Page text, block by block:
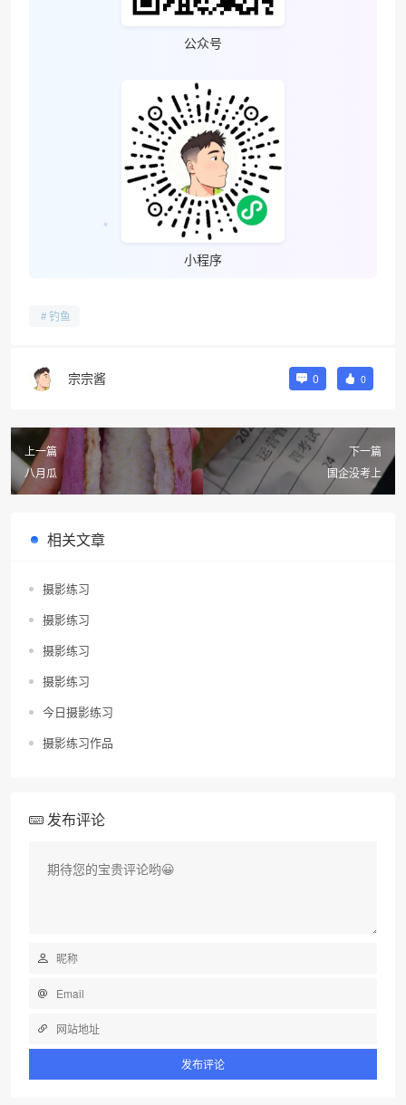
公众号
小程序
钓鱼
宗宗酱 0 0
上一篇
八月瓜
下一篇
国企没考上
相关文章
摄影练习
摄影练习
摄影练习
摄影练习
今日摄影练习
摄影练习作品
发布评论